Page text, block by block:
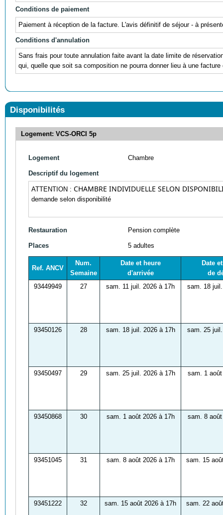
Conditions de paiement
Paiement à réception de la facture. L'avis définitif de séjour - à
Conditions d'annulation
Sans frais pour toute annulation faite avant la date limite de
qui, quelle que soit sa composition ne pourra donner lieu à une
Disponibilités
Logement: VCS-ORCI 5p
Logement Chambre
Descriptif du logement
ATTENTION : CHAMBRE INDIVIDUELLE SELON
demande selon disponibilité
Restauration Pension complète
Places 5 adultes
Ref. ANCV
Num.
Semaine
Date et heure
d'arrivée
Date
de
93449949
27 sam. 11 juil. 2026 à 17h sam. 18
93450126 28 sam. 18 juil. 2026 à 17h sam. 25
93450497 29 sam. 25 juil. 2026 à 17h sam. 1
93450868 30 sam. 1 août 2026 à 17h sam. 8
93451045 31 sam. 8 août 2026 à 17h sam. 15
93451222 32 sam. 15 août 2026 à 17h sam. 22